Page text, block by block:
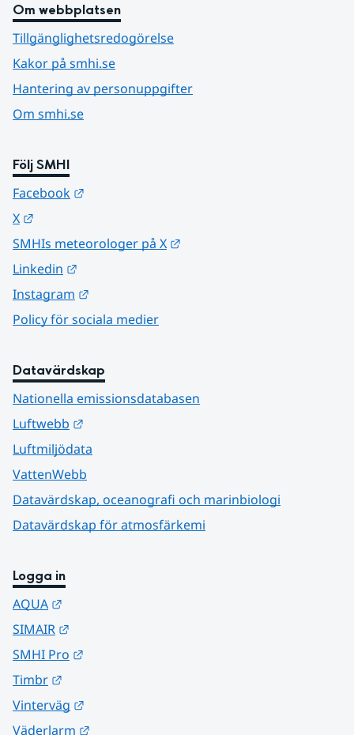
Om webbplatsen
Tillgänglighetsredogörelse
Kakor på smhi.se
Hantering av personuppgifter
Om smhi.se
Följ SMHI
Facebook
X
SMHIs meteorologer på X
Linkedin
Instagram
Policy för sociala medier
Datavärdskap
Nationella emissionsdatabasen
Luftwebb
Luftmiljödata
VattenWebb
Datavärdskap, oceanografi och marinbiologi
Datavärdskap för atmosfärkemi
Logga in
AQUA
SIMAIR
SMHI Pro
Timbr
Vinterväg
Väderlarm